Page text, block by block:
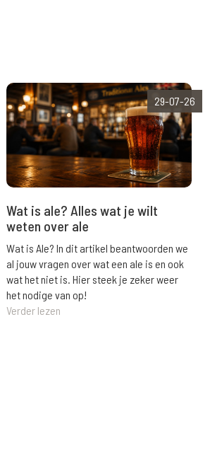
29-07-26
Wat is ale? Alles wat je wilt
weten over ale
Wat is Ale? In dit artikel beantwoorden we
al jouw vragen over wat een ale is en ook
wat het niet is. Hier steek je zeker weer
het nodige van op!
Verder lezen